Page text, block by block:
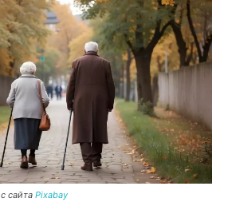
с сайта Pixabay